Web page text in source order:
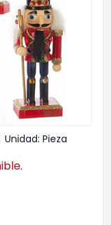
Unidad: Pieza